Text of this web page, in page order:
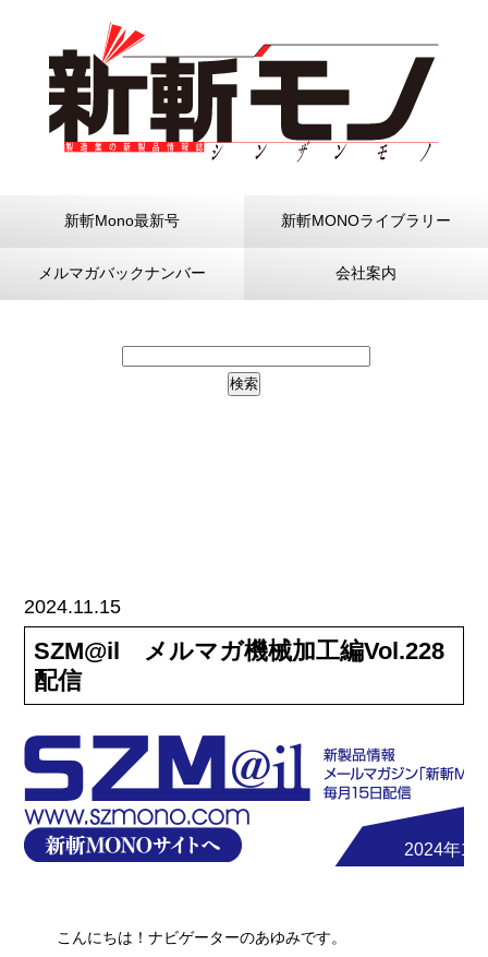
新斬Mono最新号 新斬MONOライブラリー
メルマガバックナンバー 会社案内
2024.11.15
SZM@il メルマガ機械加工編Vol.228
配信
2024年11
こんにちは！ナビゲーターのあゆみです。